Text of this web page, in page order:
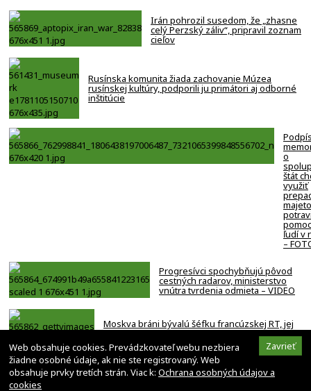
Irán pohrozil susedom, že „zhasne
celý Perzský záliv“, pripravil zoznam
cieľov
Rusínska komunita žiada zachovanie Múzea
rusínskej kultúry, podporili ju primátori aj odborné
inštitúcie
o
štát
využiť
ľudí v
–
Progresívci spochybňujú pôvod
cestných radarov, ministerstvo
vnútra tvrdenia odmieta – VIDEO
Moskva bráni bývalú šéfku francúzskej RT, jej
vyhostenie z krajiny nazvala
„prenasledovaním“ Zavrieť
Web obsahuje cookies. Prevádzkovateľ webu nezbiera
žiadne osobné údaje, ak nie ste registrovaný. Web
obsahuje prvky tretích strán. Viac k: Ochrana osobných údajov a
cookies